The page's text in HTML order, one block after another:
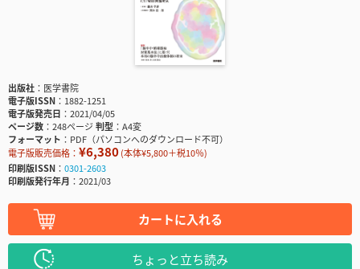
出版社
医学書院
電子版ISSN
1882-1251
電子版発売日
2021/04/05
ページ数
248ページ判型
A4変
フォーマット
PDF（パソコンへのダウンロード不可）
電子版販売価格： ¥6,380(本体¥5,800＋税10％)
印刷版ISSN
0301-2603
印刷版発行年月
2021/03
カートに入れる
ちょっと立ち読み